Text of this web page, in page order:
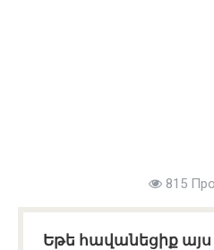
815
Եթե հավանեցիք այս